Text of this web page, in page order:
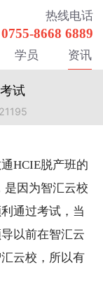
热线电话
0755-8668 6889
学员 资讯
试
HCIE脱产班的
是因为智汇云校
通过考试，当
以前在智汇云
云校，所以有